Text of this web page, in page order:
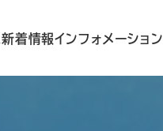
新着情報インフォメーション